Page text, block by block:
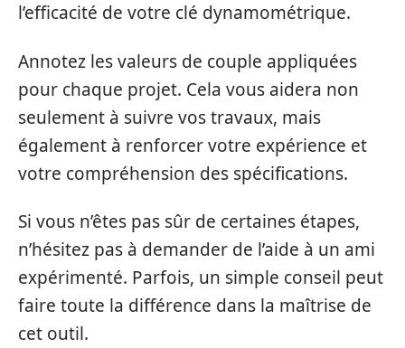
l’efficacité de votre clé dynamométrique.
Annotez les valeurs de couple appliquées
pour chaque projet. Cela vous aidera non
seulement à suivre vos travaux, mais
également à renforcer votre expérience et
votre compréhension des spécifications.
Si vous n’êtes pas sûr de certaines étapes,
n’hésitez pas à demander de l’aide à un ami
expérimenté. Parfois, un simple conseil peut
faire toute la différence dans la maîtrise de
cet outil.